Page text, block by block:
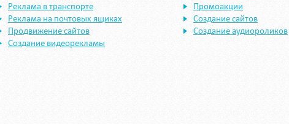
Реклама в транспорте
Реклама на почтовых ящиках
Продвижение сайтов
Создание видеорекламы
Промоакции
Создание сайтов
Создание аудиороликов